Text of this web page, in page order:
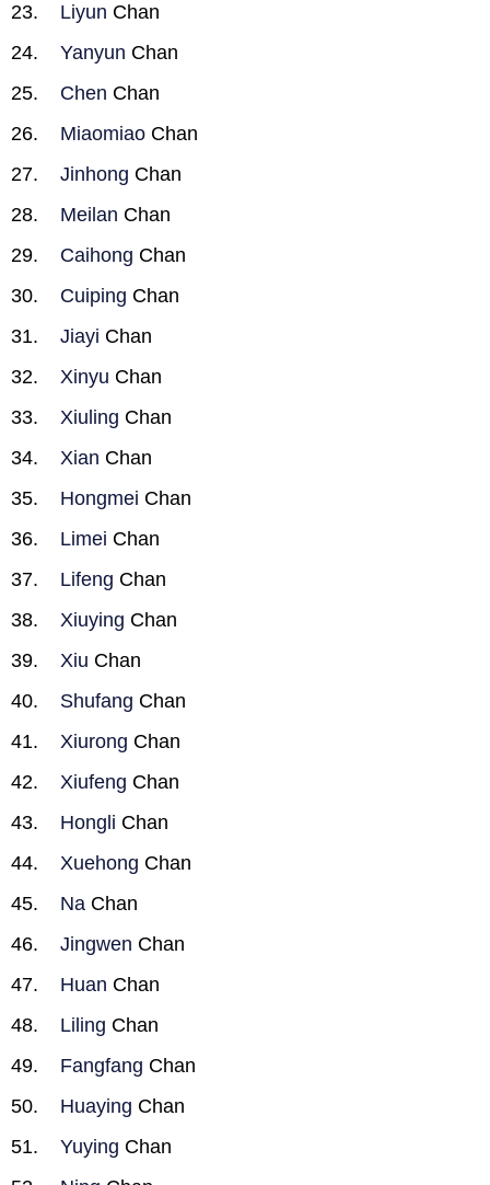
Liyun Chan
Yanyun Chan
Chen Chan
Miaomiao Chan
Jinhong Chan
Meilan Chan
Caihong Chan
Cuiping Chan
Jiayi Chan
Xinyu Chan
Xiuling Chan
Xian Chan
Hongmei Chan
Limei Chan
Lifeng Chan
Xiuying Chan
Xiu Chan
Shufang Chan
Xiurong Chan
Xiufeng Chan
Hongli Chan
Xuehong Chan
Na Chan
Jingwen Chan
Huan Chan
Liling Chan
Fangfang Chan
Huaying Chan
Yuying Chan